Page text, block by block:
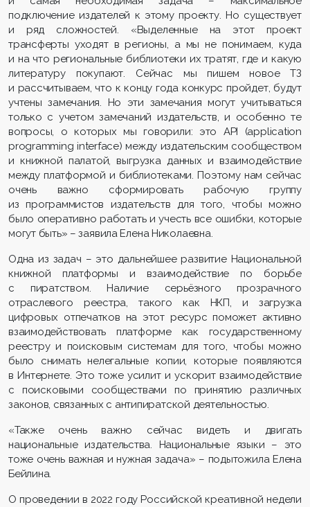
подключение издателей к этому проекту. Но существует
и ряд сложностей. «Выделенные на этот проект
трансферты уходят в регионы, а мы не понимаем, куда
и на что региональные библиотеки их тратят, где и какую
литературу покупают. Сейчас мы пишем новое ТЗ
и рассчитываем, что к концу года конкурс пройдет, будут
учтены замечания. Но эти замечания могут учитываться
только с учетом замечаний издательств, и особенно те
вопросы, о которых мы говорили: это API (application
programming interface) между издательским сообществом
и книжной палатой, выгрузка данных и взаимодействие
между платформой и библиотеками. Поэтому нам сейчас
очень важно сформировать рабочую группу
из программистов издательств для того, чтобы можно
было оперативно работать и учесть все ошибки, которые
могут быть» – заявила Елена Николаевна.
Одна из задач – это дальнейшее развитие Национальной
книжной платформы и взаимодействие по борьбе
с пиратством. Наличие серьёзного прозрачного
отраслевого реестра, такого как НКП, и загрузка
цифровых отпечатков на этот ресурс поможет активно
взаимодействовать платформе как государственному
реестру и поисковым системам для того, чтобы можно
было снимать нелегальные копии, которые появляются
в Интернете. Это тоже усилит и ускорит взаимодействие
с поисковыми сообществами по принятию различных
законов, связанных с антипиратской деятельностью.
«Также очень важно сейчас видеть и двигать
национальные издательства. Национальные языки – это
тоже очень важная и нужная задача» – подытожила Елена
Бейлина.
О проведении в 2022 году Российской креативной недели